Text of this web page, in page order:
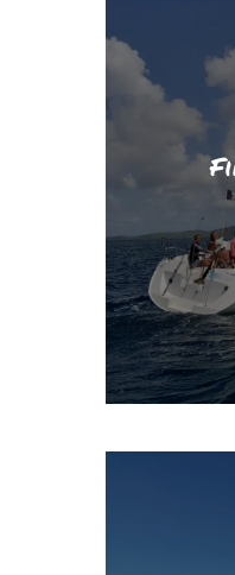
Le First 310
agile, parfait
la
Conçu par
et de
familiariser
voile
formations
expérience
stabilité et
le
passionnés